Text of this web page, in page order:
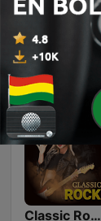
Top 90's
Classic Rock Station